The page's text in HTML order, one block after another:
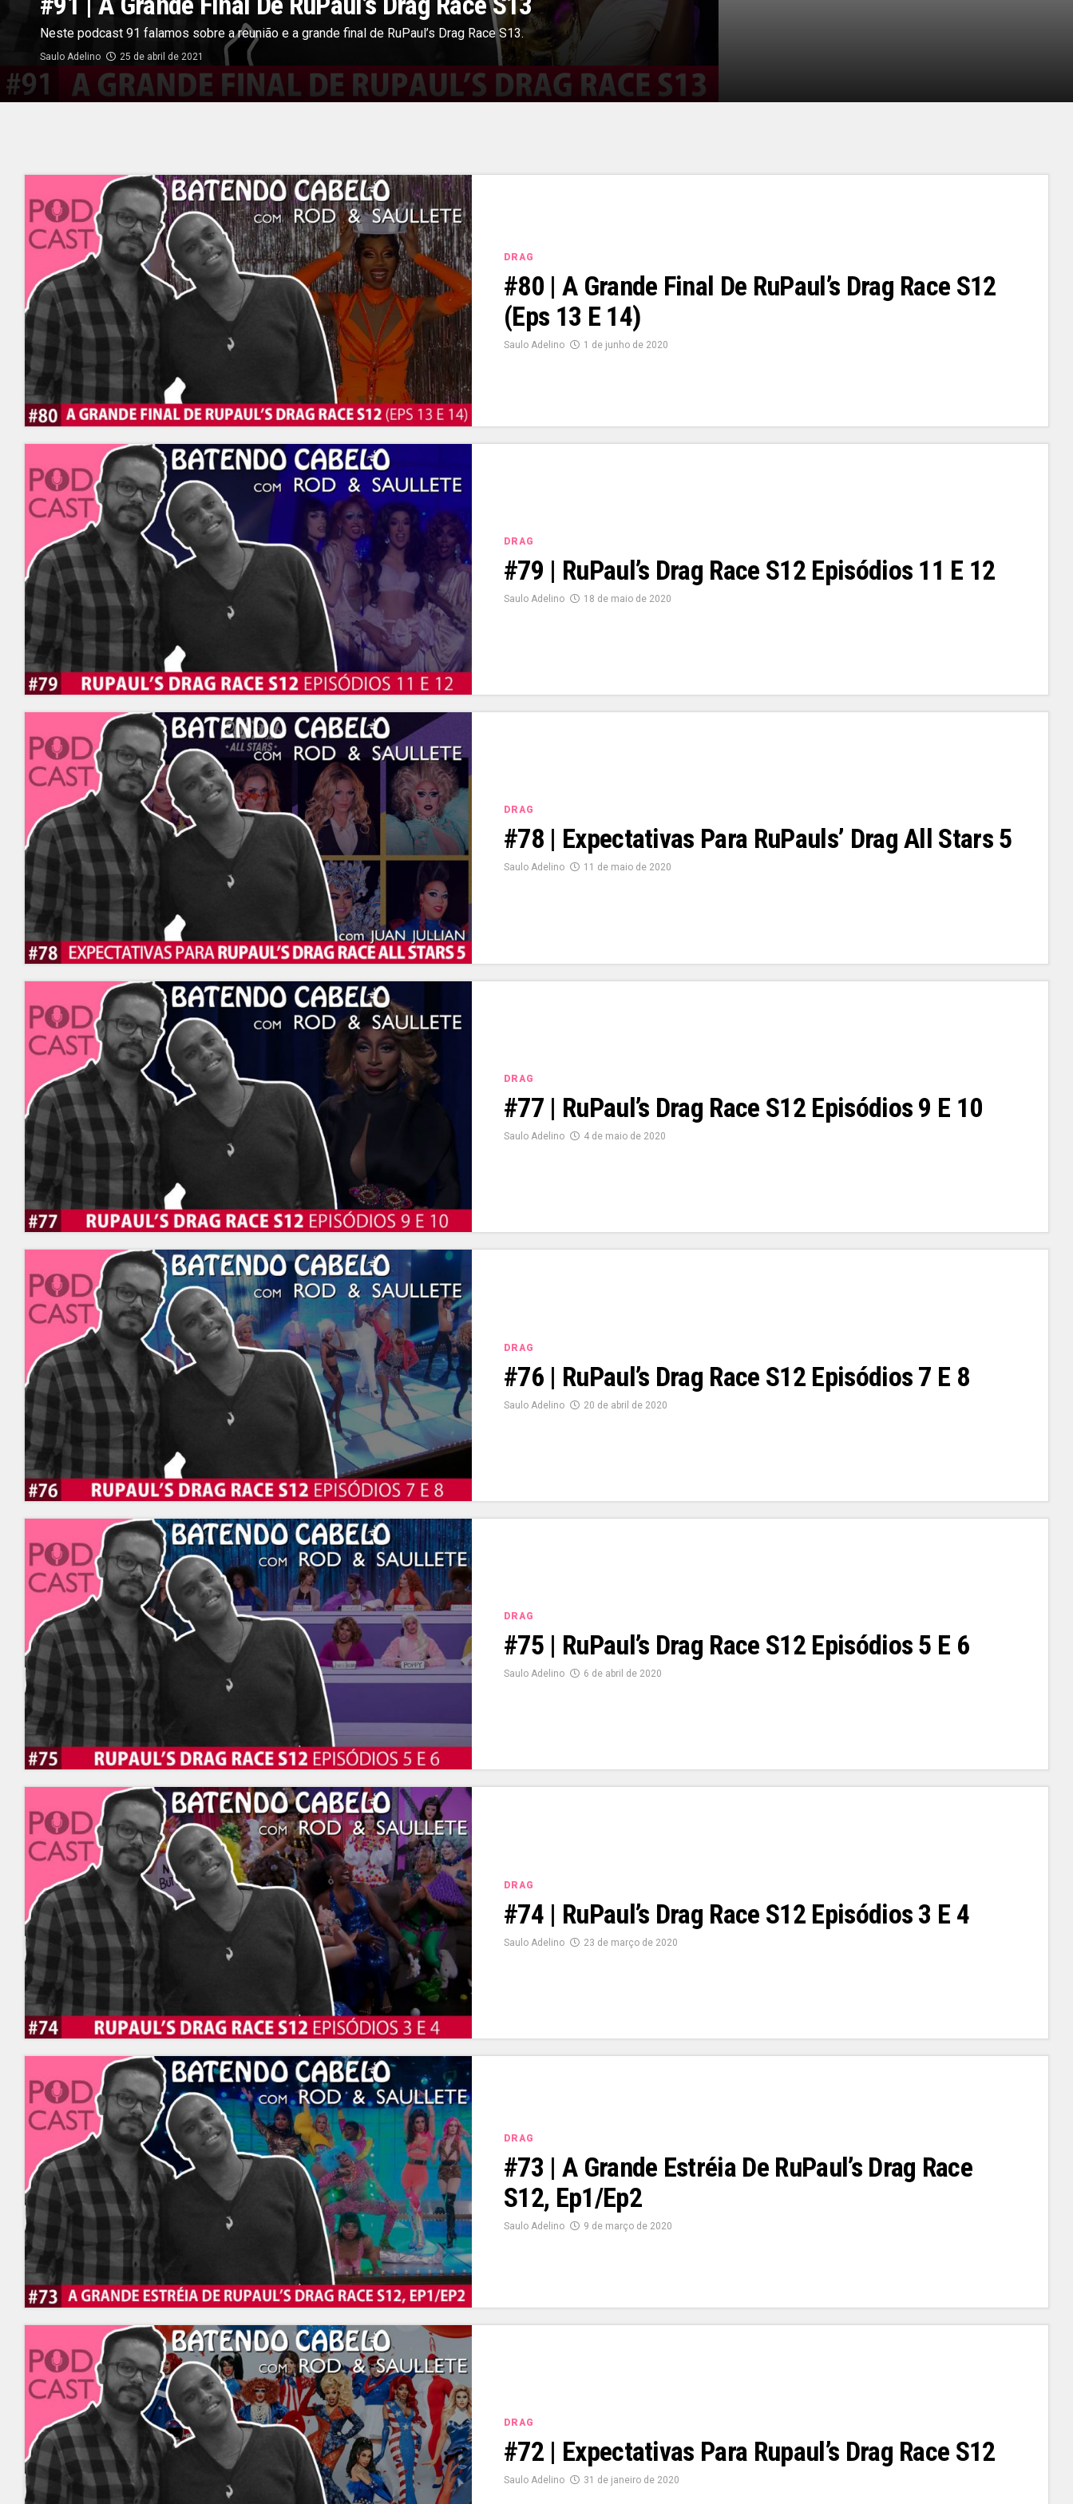
Neste podcast 91 falamos sobre a reunião e a grande final de RuPaul’s Drag Race S13.
Saulo Adelino 25 de abril de 2021
DRAG
#80 | A Grande Final De RuPaul’s Drag Race S12
(Eps 13 E 14)
Saulo Adelino 1 de junho de 2020
DRAG
#79 | RuPaul’s Drag Race S12 Episódios 11 E 12
Saulo Adelino 18 de maio de 2020
DRAG
#78 | Expectativas Para RuPauls’ Drag All Stars 5
Saulo Adelino 11 de maio de 2020
DRAG
#77 | RuPaul’s Drag Race S12 Episódios 9 E 10
Saulo Adelino 4 de maio de 2020
DRAG
#76 | RuPaul’s Drag Race S12 Episódios 7 E 8
Saulo Adelino 20 de abril de 2020
DRAG
#75 | RuPaul’s Drag Race S12 Episódios 5 E 6
Saulo Adelino 6 de abril de 2020
DRAG
#74 | RuPaul’s Drag Race S12 Episódios 3 E 4
Saulo Adelino 23 de março de 2020
DRAG
#73 | A Grande Estréia De RuPaul’s Drag Race
S12, Ep1/Ep2
Saulo Adelino 9 de março de 2020
DRAG
#72 | Expectativas Para Rupaul’s Drag Race S12
Saulo Adelino 31 de janeiro de 2020